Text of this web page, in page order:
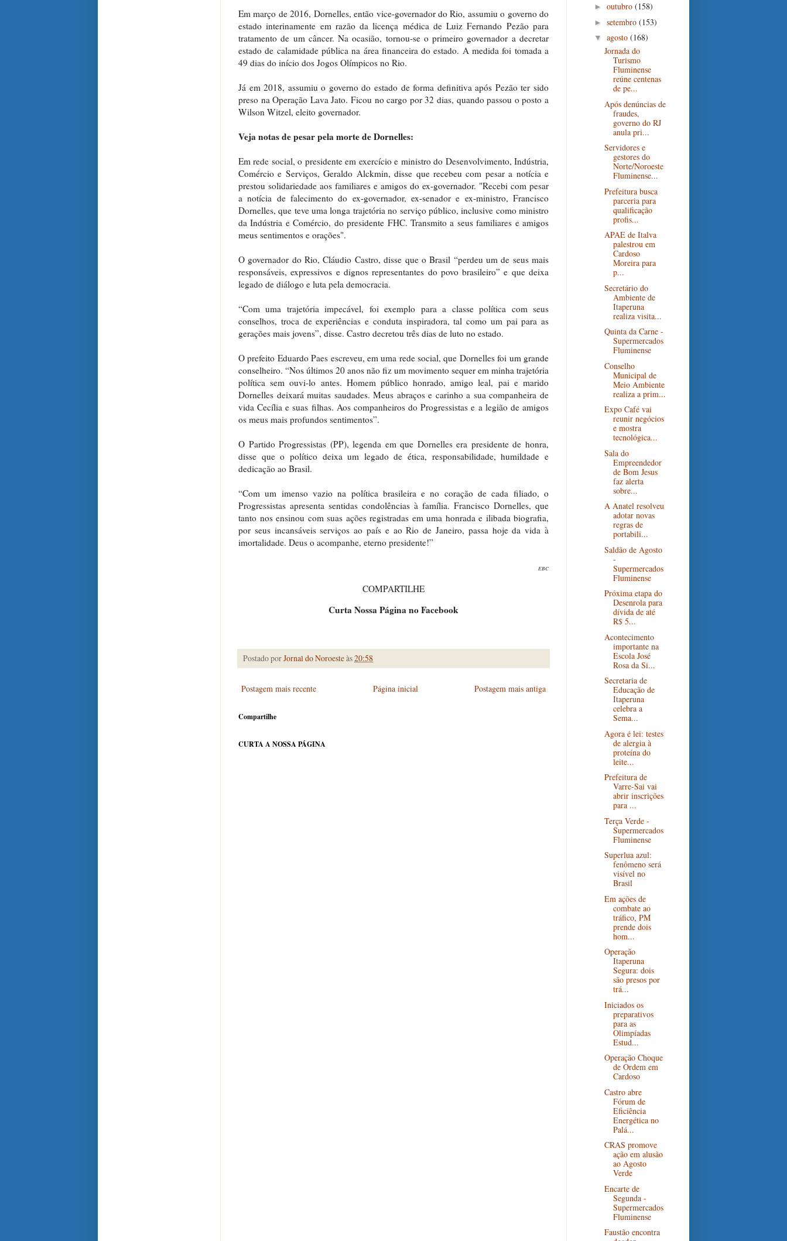
Em março de 2016, Dornelles, então vice-governador do Rio, assumiu o governo do
estado interinamente em razão da licença médica de Luiz Fernando Pezão para
tratamento de um câncer. Na ocasião, tornou-se o primeiro governador a decretar
estado de calamidade pública na área financeira do estado. A medida foi tomada a
49 dias do início dos Jogos Olímpicos no Rio.
Já em 2018, assumiu o governo do estado de forma definitiva após Pezão ter sido
preso na Operação Lava Jato. Ficou no cargo por 32 dias, quando passou o posto a
Wilson Witzel, eleito governador.
Veja notas de pesar pela morte de Dornelles:
Em rede social, o presidente em exercício e ministro do Desenvolvimento, Indústria,
Comércio e Serviços, Geraldo Alckmin, disse que recebeu com pesar a notícia e
prestou solidariedade aos familiares e amigos do ex-governador. "Recebi com pesar
a notícia de falecimento do ex-governador, ex-senador e ex-ministro, Francisco
Dornelles, que teve uma longa trajetória no serviço público, inclusive como ministro
da Indústria e Comércio, do presidente FHC. Transmito a seus familiares e amigos
meus sentimentos e orações".
O governador do Rio, Cláudio Castro, disse que o Brasil “perdeu um de seus mais
responsáveis, expressivos e dignos representantes do povo brasileiro” e que deixa
legado de diálogo e luta pela democracia.
“Com uma trajetória impecável, foi exemplo para a classe política com seus
conselhos, troca de experiências e conduta inspiradora, tal como um pai para as
gerações mais jovens”, disse. Castro decretou três dias de luto no estado.
O prefeito Eduardo Paes escreveu, em uma rede social, que Dornelles foi um grande
conselheiro. “Nos últimos 20 anos não fiz um movimento sequer em minha trajetória
política sem ouvi-lo antes. Homem público honrado, amigo leal, pai e marido
Dornelles deixará muitas saudades. Meus abraços e carinho a sua companheira de
vida Cecília e suas filhas. Aos companheiros do Progressistas e a legião de amigos
os meus mais profundos sentimentos”.
O Partido Progressistas (PP), legenda em que Dornelles era presidente de honra,
disse que o político deixa um legado de ética, responsabilidade, humildade e
dedicação ao Brasil.
“Com um imenso vazio na política brasileira e no coração de cada filiado, o
Progressistas apresenta sentidas condolências à família. Francisco Dornelles, que
tanto nos ensinou com suas ações registradas em uma honrada e ilibada biografia,
por seus incansáveis serviços ao país e ao Rio de Janeiro, passa hoje da vida à
imortalidade. Deus o acompanhe, eterno presidente!”
EBC
COMPARTILHE
Curta Nossa Página no Facebook
Postado porJornal do Noroesteàs20:58
Postagem mais recente Postagem mais antiga
Página inicial
Compartilhe
CURTA A NOSSA PÁGINA
► outubro (158)
► setembro (153)
▼ agosto (168)
Jornada do
Turismo
Fluminense
reúne centenas
de pe...
Após denúncias de
fraudes,
governo do RJ
anula pri...
Servidores e
gestores do
Norte/Noroeste
Fluminense...
Prefeitura busca
parceria para
qualificação
profis...
APAE de Italva
palestrou em
Cardoso
Moreira para
p...
Secretário do
Ambiente de
Itaperuna
realiza visita...
Quinta da Carne -
Supermercados
Fluminense
Conselho
Municipal de
Meio Ambiente
realiza a prim...
Expo Café vai
reunir negócios
e mostra
tecnológica...
Sala do
Empreendedor
de Bom Jesus
faz alerta
sobre...
A Anatel resolveu
adotar novas
regras de
portabili...
Saldão de Agosto
-
Supermercados
Fluminense
Próxima etapa do
Desenrola para
dívida de até
R$ 5...
Acontecimento
importante na
Escola José
Rosa da Si...
Secretaria de
Educação de
Itaperuna
celebra a
Sema...
Agora é lei: testes
de alergia à
proteína do
leite...
Prefeitura de
Varre-Sai vai
abrir inscrições
para ...
Terça Verde -
Supermercados
Fluminense
Superlua azul:
fenômeno será
visível no
Brasil
Em ações de
combate ao
tráfico, PM
prende dois
hom...
Operação
Itaperuna
Segura: dois
são presos por
trá...
Iniciados os
preparativos
para as
Olimpíadas
Estud...
Operação Choque
de Ordem em
Cardoso
Castro abre
Fórum de
Eficiência
Energética no
Palá...
CRAS promove
ação em alusão
ao Agosto
Verde
Encarte de
Segunda -
Supermercados
Fluminense
Faustão encontra